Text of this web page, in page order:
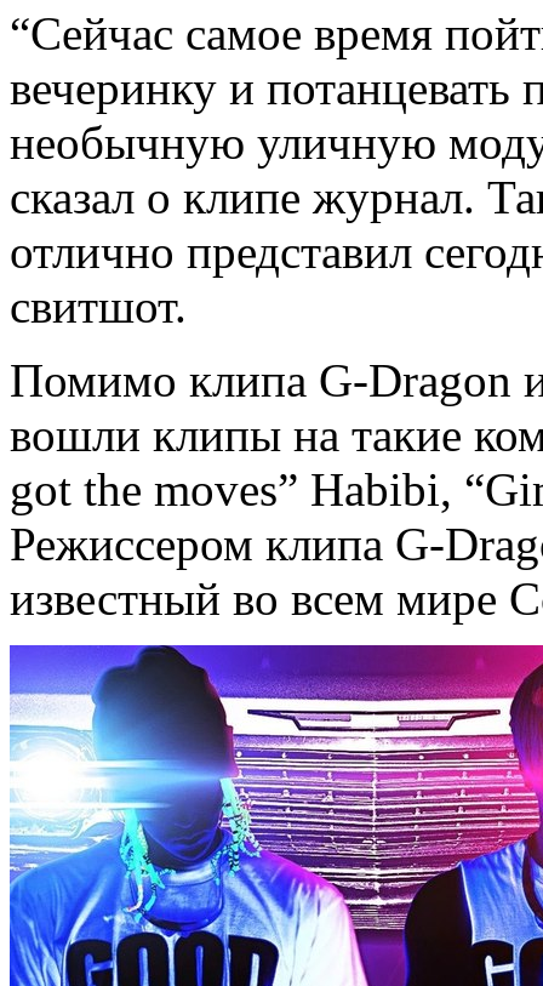
“Сейчас самое время
вечеринку и
необычную уличную
сказал о клипе журнал.
отлично представил
свитшот.
Помимо клипа G-Dragon
вошли клипы на такие
got the moves” Habibi,
Режиссером клипа G-
известный во всем мире